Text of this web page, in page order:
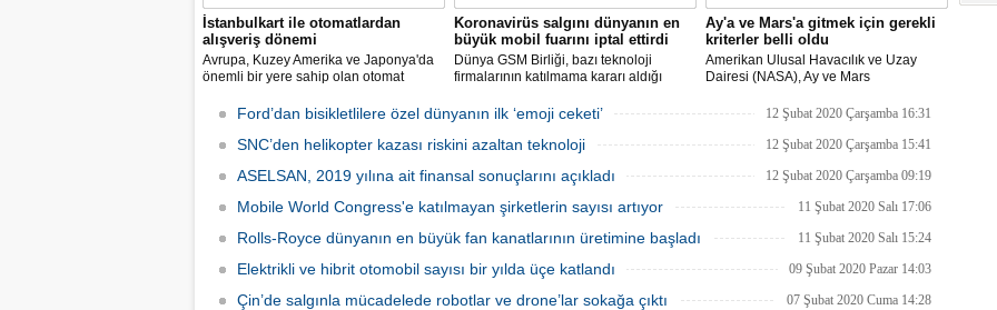
İstanbulkart ile otomatlardan
alışveriş dönemi
Avrupa, Kuzey Amerika ve Japonya'da
önemli bir yere sahip olan otomat
Uluslararası Fuarcılık tarafından
Servis Sistemler Fuarı VENDEX
Koronavirüs salgını dünyanın en
büyük mobil fuarını iptal ettirdi
Dünya GSM Birliği, bazı teknoloji
firmalarının katılmama kararı aldığı
yapılmayacağını açıkladı.
Ay'a ve Mars'a gitmek için gerekli
kriterler belli oldu
Amerikan Ulusal Havacılık ve Uzay
Dairesi (NASA), Ay ve Mars
için ilan verdi.
Ford’dan bisikletlilere özel dünyanın ilk ‘emoji ceketi’ 12 Şubat 2020 Çarşamba 16:31
SNC’den helikopter kazası riskini azaltan teknoloji 12 Şubat 2020 Çarşamba 15:41
ASELSAN, 2019 yılına ait finansal sonuçlarını açıkladı 12 Şubat 2020 Çarşamba 09:19
Mobile World Congress'e katılmayan şirketlerin sayısı artıyor 11 Şubat 2020 Salı 17:06
Rolls-Royce dünyanın en büyük fan kanatlarının üretimine başladı 11 Şubat 2020 Salı 15:24
Elektrikli ve hibrit otomobil sayısı bir yılda üçe katlandı 09 Şubat 2020 Pazar 14:03
Çin’de salgınla mücadelede robotlar ve drone’lar sokağa çıktı 07 Şubat 2020 Cuma 14:28